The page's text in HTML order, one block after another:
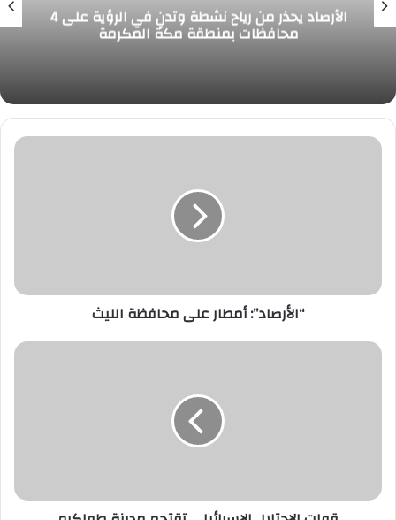
الأرصاد يحذر من رياح نشطة وتدنٍ في الرؤية على 4
محافظات بمنطقة مكة المكرمة
“الأرصاد”:
“الأرصاد”: أمطار على محافظة الليث
قوات